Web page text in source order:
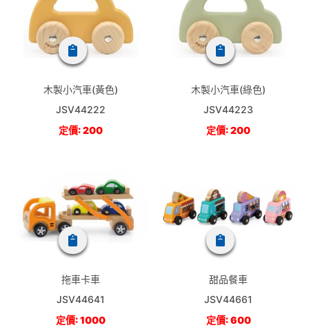
木製小汽車(黃色)
JSV44222
定價: 200
木製小汽車(綠色)
JSV44223
定價: 200
拖車卡車
JSV44641
定價: 1000
甜品餐車
JSV44661
定價: 600